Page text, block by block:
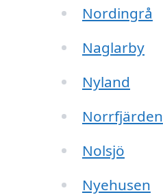
Nordingrå
Naglarby
Nyland
Norrfjärden
Nolsjö
Nyehusen